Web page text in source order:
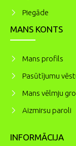
Piegāde
MANS KONTS
Mans profils
Pasūtījumu
Mans vēlmju
Aizmirsu paroli
INFORMĀCIJA